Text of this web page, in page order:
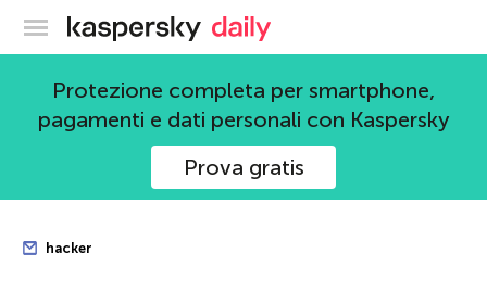
Blog ufficiale di Kaspersky
Protezione completa per smartphone,
pagamenti e dati personali con Kaspersky
Prova gratis
hacker